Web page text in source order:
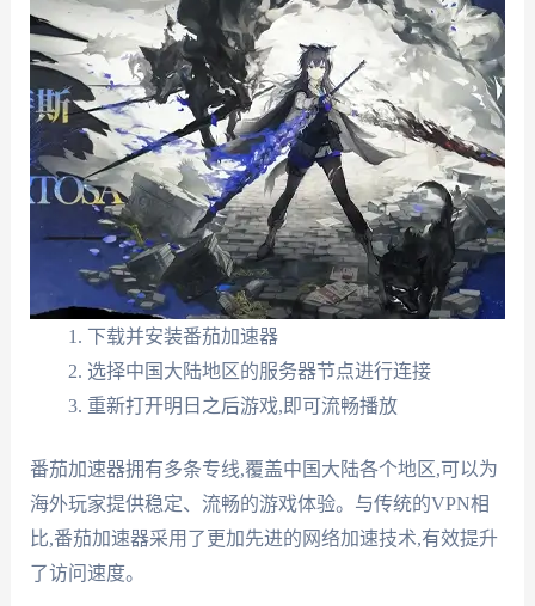
下载并安装番茄加速器
选择中国大陆地区的服务器节点进行连接
重新打开明日之后游戏,即可流畅播放
番茄加速器拥有多条专线,覆盖中国大陆各个地区,可以为
海外玩家提供稳定、流畅的游戏体验。与传统的VPN相
比,番茄加速器采用了更加先进的网络加速技术,有效提升
了访问速度。